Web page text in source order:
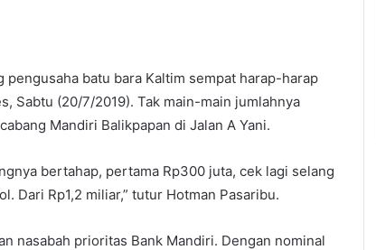
pengusaha batu bara Kaltim sempat harap-harap
Sabtu (20/7/2019). Tak main-main jumlahnya
Mandiri Balikpapan di Jalan A Yani.
bertahap, pertama Rp300 juta, cek lagi selang
Dari Rp1,2 miliar,” tutur Hotman Pasaribu.
nasabah prioritas Bank Mandiri. Dengan nominal